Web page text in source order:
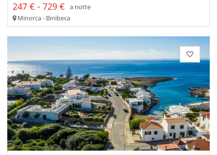
247 € - 729 €
a notte
Minorca - Binibeca